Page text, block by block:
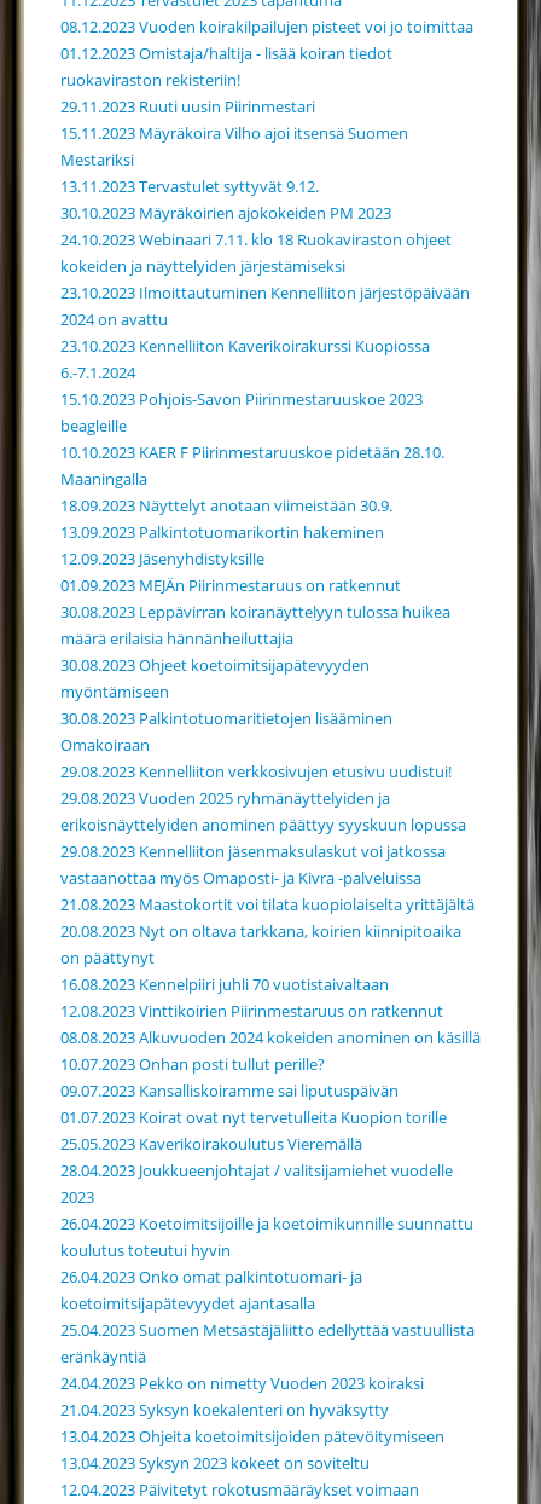
08.12.2023 Vuoden koirakilpailujen pisteet voi jo toimittaa
01.12.2023 Omistaja/haltija - lisää koiran tiedot
ruokaviraston rekisteriin!
29.11.2023 Ruuti uusin Piirinmestari
15.11.2023 Mäyräkoira Vilho ajoi itsensä Suomen
Mestariksi
13.11.2023 Tervastulet syttyvät 9.12.
30.10.2023 Mäyräkoirien ajokokeiden PM 2023
24.10.2023 Webinaari 7.11. klo 18 Ruokaviraston ohjeet
kokeiden ja näyttelyiden järjestämiseksi
23.10.2023 Ilmoittautuminen Kennelliiton järjestöpäivään
2024 on avattu
23.10.2023 Kennelliiton Kaverikoirakurssi Kuopiossa
6.-7.1.2024
15.10.2023 Pohjois-Savon Piirinmestaruuskoe 2023
beagleille
10.10.2023 KAER F Piirinmestaruuskoe pidetään 28.10.
Maaningalla
18.09.2023 Näyttelyt anotaan viimeistään 30.9.
13.09.2023 Palkintotuomarikortin hakeminen
12.09.2023 Jäsenyhdistyksille
01.09.2023 MEJÄn Piirinmestaruus on ratkennut
30.08.2023 Leppävirran koiranäyttelyyn tulossa huikea
määrä erilaisia hännänheiluttajia
30.08.2023 Ohjeet koetoimitsijapätevyyden
myöntämiseen
30.08.2023 Palkintotuomaritietojen lisääminen
Omakoiraan
29.08.2023 Kennelliiton verkkosivujen etusivu uudistui!
29.08.2023 Vuoden 2025 ryhmänäyttelyiden ja
erikoisnäyttelyiden anominen päättyy syyskuun lopussa
29.08.2023 Kennelliiton jäsenmaksulaskut voi jatkossa
vastaanottaa myös Omaposti- ja Kivra -palveluissa
21.08.2023 Maastokortit voi tilata kuopiolaiselta yrittäjältä
20.08.2023 Nyt on oltava tarkkana, koirien kiinnipitoaika
on päättynyt
16.08.2023 Kennelpiiri juhli 70 vuotistaivaltaan
12.08.2023 Vinttikoirien Piirinmestaruus on ratkennut
08.08.2023 Alkuvuoden 2024 kokeiden anominen on käsillä
10.07.2023 Onhan posti tullut perille?
09.07.2023 Kansalliskoiramme sai liputuspäivän
01.07.2023 Koirat ovat nyt tervetulleita Kuopion torille
25.05.2023 Kaverikoirakoulutus Vieremällä
28.04.2023 Joukkueenjohtajat / valitsijamiehet vuodelle
2023
26.04.2023 Koetoimitsijoille ja koetoimikunnille suunnattu
koulutus toteutui hyvin
26.04.2023 Onko omat palkintotuomari- ja
koetoimitsijapätevyydet ajantasalla
25.04.2023 Suomen Metsästäjäliitto edellyttää vastuullista
eränkäyntiä
24.04.2023 Pekko on nimetty Vuoden 2023 koiraksi
21.04.2023 Syksyn koekalenteri on hyväksytty
13.04.2023 Ohjeita koetoimitsijoiden pätevöitymiseen
13.04.2023 Syksyn 2023 kokeet on soviteltu
12.04.2023 Päivitetyt rokotusmääräykset voimaan